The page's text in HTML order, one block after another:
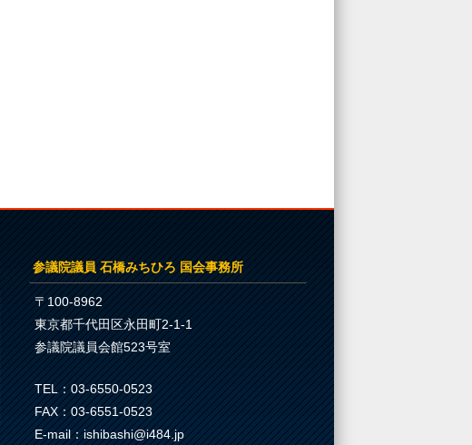
参議院議員 石橋みちひろ 国会事務所
〒100-8962
東京都千代田区永田町2-1-1
参議院議員会館523号室
TEL：03-6550-0523
FAX：03-6551-0523
E-mail：ishibashi@i484.jp